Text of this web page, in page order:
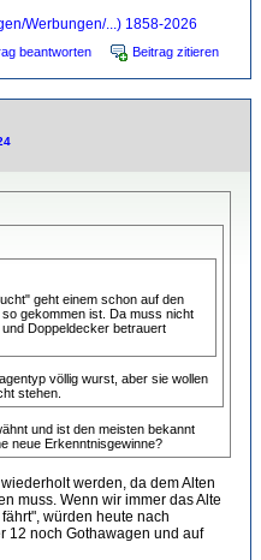
Werbungen/...) 1858-2026
beantworten Beitrag zitieren
geht einem schon auf den
gekommen ist. Da muss nicht
Doppeldecker betrauert
völlig wurst, aber sie wollen
stehen.
und ist den meisten bekannt
neue Erkenntnisgewinne?
werden, da dem Alten
muss. Wenn wir immer das Alte
würden heute nach
12 noch Gothawagen und auf